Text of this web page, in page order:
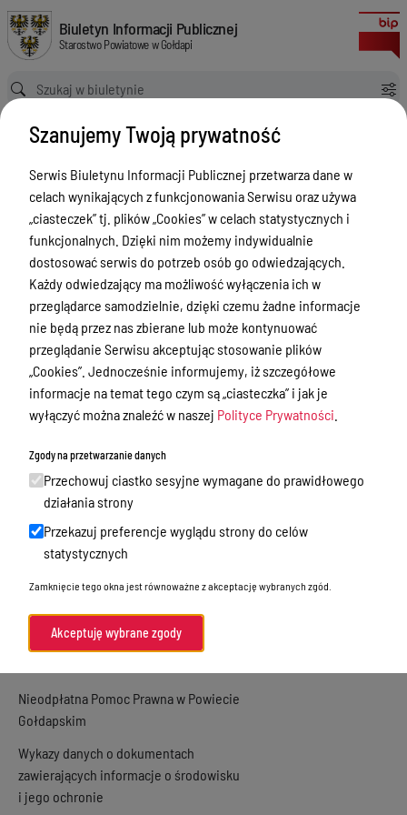
Posiedzenia Zarządu Powiatu V kadencji (lata 2018-2023)
Biuletyn Informacji Publicznej Starostwo Powiatowe w Gołdapi
Biuletyn Informacji Publicznej
Starostwo Powiatowe w Gołdapi
Ścieżka powrotu
Strona główna
Posiedzenia Zarządu Powiatu w Gołdapi
Posiedzenia Zarządu Powiatu V kadencji (lata 2018-2023)
Posiedzenia Zarządu Powiatu w
Gołdapi
Menu Przedmiotowe
Powiat
Rada Powiatu
Zarząd Powiatu
Starostwo Powiatowe
Petycje
Zamówienia publiczne
Praca w Starostwie
Akty prawne
Informacje, konkursy, ogłoszenia
Plan postępowań o udzielenie
zamówień publicznych
Nieodpłatna Pomoc Prawna w Powiecie
Gołdapskim
Wykazy danych o dokumentach
zawierających informacje o środowisku
i jego ochronie
Szanujemy Twoją prywatność
Serwis Biuletynu Informacji Publicznej przetwarza dane w
celach wynikających z funkcjonowania Serwisu oraz używa
„ciasteczek” tj. plików „Cookies” w celach statystycznych i
funkcjonalnych. Dzięki nim możemy indywidualnie
dostosować serwis do potrzeb osób go odwiedzających.
Każdy odwiedzający ma możliwość wyłączenia ich w
przeglądarce samodzielnie, dzięki czemu żadne informacje
nie będą przez nas zbierane lub może kontynuować
przeglądanie Serwisu akceptując stosowanie plików
„Cookies”. Jednocześnie informujemy, iż szczegółowe
informacje na temat tego czym są „ciasteczka” i jak je
wyłączyć można znaleźć w naszej Polityce Prywatności
Zgody na przetwarzanie danych
Przechowuj ciastko sesyjne wymagane do prawidłowego
działania strony
Przekazuj preferencje wyglądu strony do celów
statystycznych
Zamknięcie tego okna jest równoważne z akceptację wybranych zgód.
Akceptuję wybrane zgody